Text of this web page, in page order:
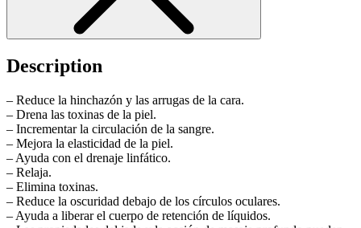
Description
– Reduce la hinchazón y las arrugas de la cara.
– Drena las toxinas de la piel.
– Incrementar la circulación de la sangre.
– Mejora la elasticidad de la piel.
– Ayuda con el drenaje linfático.
– Relaja.
– Elimina toxinas.
– Reduce la oscuridad debajo de los círculos oculares.
– Ayuda a liberar el cuerpo de retención de líquidos.